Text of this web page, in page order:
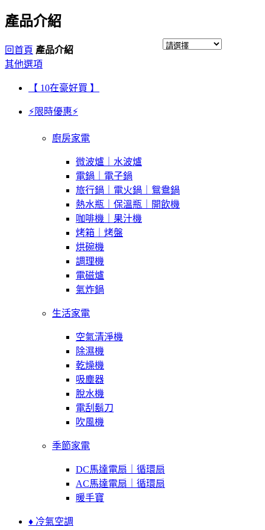
產品介紹
回首頁 產品介紹
其他選項
【 10在豪好買 】
⚡限時優惠⚡
廚房家電
微波爐｜水波爐
電鍋｜電子鍋
旅行鍋｜電火鍋｜鴛鴦鍋
熱水瓶｜保溫瓶｜開飲機
咖啡機｜果汁機
烤箱｜烤盤
烘碗機
調理機
電磁爐
氣炸鍋
生活家電
空氣清淨機
除濕機
乾燥機
吸塵器
脫水機
電刮鬍刀
吹風機
季節家電
DC馬達電扇｜循環扇
AC馬達電扇｜循環扇
暖手寶
♦ 冷氣空調